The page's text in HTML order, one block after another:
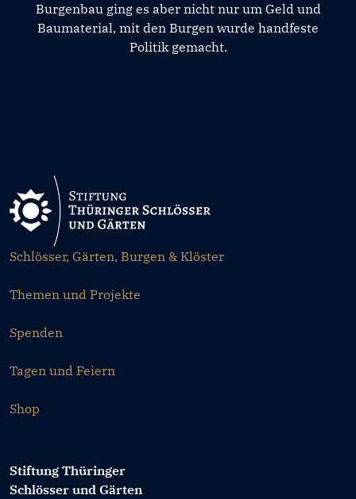
Burgenbau ging es aber nicht nur um Geld und
Baumaterial, mit den Burgen wurde handfeste
Politik gemacht.
Schlösser, Gärten, Burgen & Klöster
Themen und Projekte
Spenden
Tagen und Feiern
Shop
Stiftung Thüringer
Schlösser und Gärten